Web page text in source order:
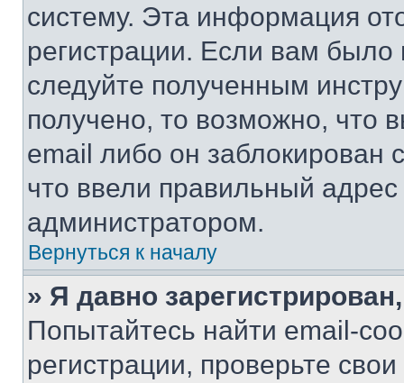
систему. Эта информация
регистрации. Если вам
следуйте полученным
получено, то возможно, что
email либо он
что ввели правильный адрес
администратором.
Вернуться к началу
» Я давно
Попытайтесь найти email-
регистрации, проверьте